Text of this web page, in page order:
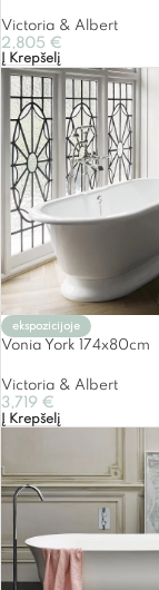
Victoria & Albert
2,805 €
Į Krepšelį
ekspozicijoje
Vonia York 174x80cm
Victoria & Albert
3,719 €
Į Krepšelį